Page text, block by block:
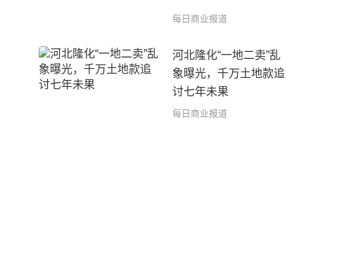
每日商业报道
河北隆化“一地二卖”乱
象曝光，千万土地款追
讨七年未果
每日商业报道